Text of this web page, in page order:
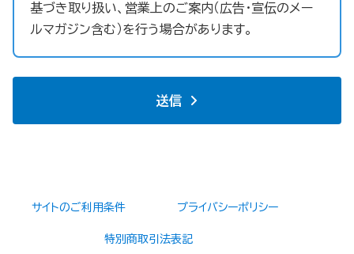
基づき取り扱い、営業上のご案内（広告・宣伝のメー
ルマガジン含む）を行う場合があります。
送信
サイトのご利用条件 プライバシーポリシー
特別商取引法表記